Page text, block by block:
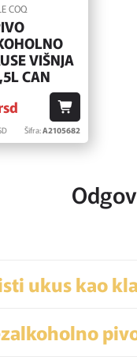
COQ
VIŠNJA
CAN
Šifra:A2105682
ukus kao